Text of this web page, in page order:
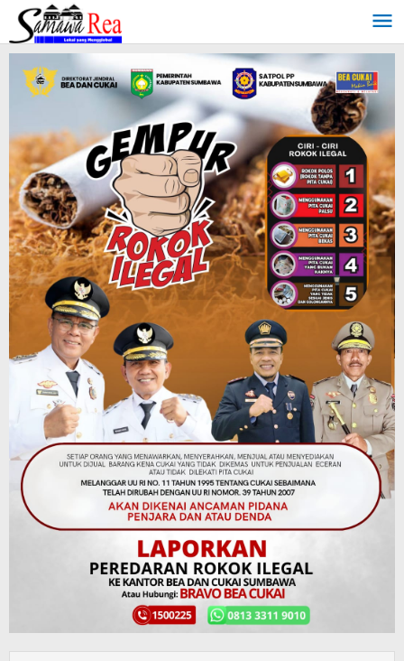
Lewati
konten